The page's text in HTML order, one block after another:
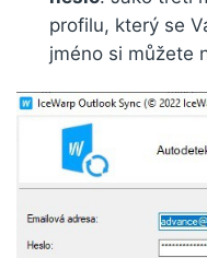
profilu, který se
jméno si můžete